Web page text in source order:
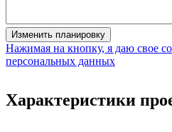
Нажимая на кнопку, я даю свое
персональных данных
Характеристики